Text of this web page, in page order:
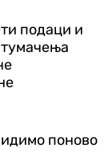
подаци и
поново